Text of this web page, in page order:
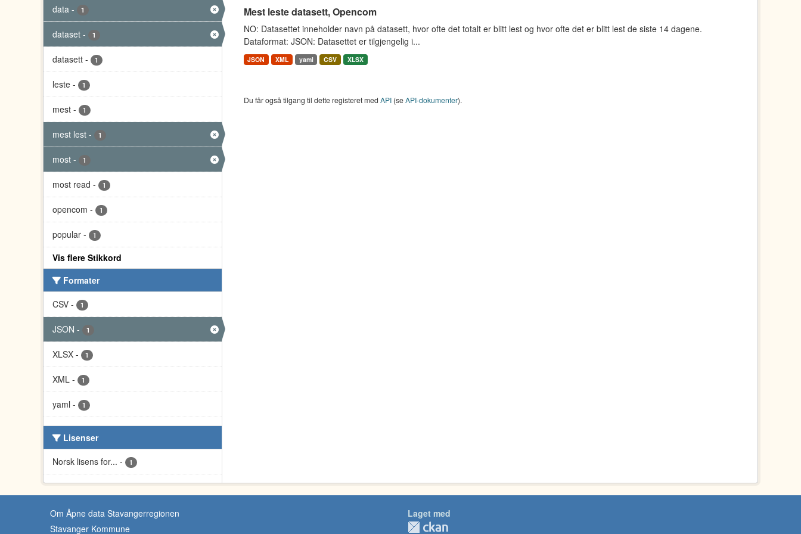
data - 1
dataset - 1
datasett - 1
leste - 1
mest - 1
mest lest - 1
most - 1
most read - 1
opencom - 1
popular - 1
Vis flere Stikkord
Formater
CSV - 1
JSON - 1
XLSX - 1
XML - 1
yaml - 1
Lisenser
Norsk lisens for... - 1
Mest leste datasett, Opencom
NO: Datasettet inneholder navn på datasett, hvor ofte det totalt er blitt lest og hvor ofte det er blitt lest de siste 14 dagene.
Dataformat: JSON: Datasettet er tilgjengelig i...
JSON XML yaml CSV XLSX
Du får også tilgang til dette registeret med API(seAPI-dokumenter).
Om Åpne data Stavangerregionen
Stavanger Kommune
Laget med